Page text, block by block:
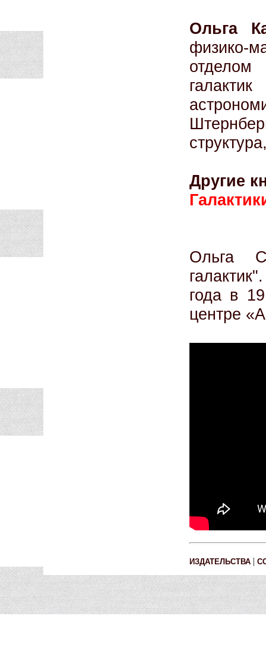
Ольга
физико-
Другие
Ольга
года в
центре
ИЗДАТЕЛЬСТВА |